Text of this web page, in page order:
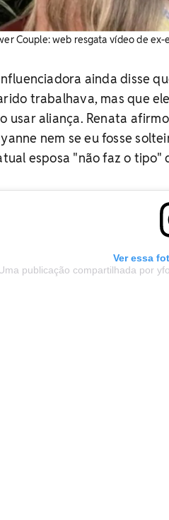
Couple: web resgata vídeo de
ainda disse
trabalhava, mas que
usar aliança. Renata
nem se eu fosse
esposa "não faz o tipo"
Ver essa
publicação compartilhada por